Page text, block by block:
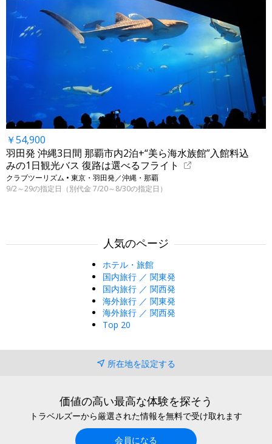
￥54,900
羽田発 沖縄3日間 那覇市内2泊+“美ら海水族館”入館料込
みの1日観光バス 復路は選べるフライト
クラブツーリズム • 東京・羽田発／沖縄・那覇
9/2～29の指定日（別代金 7/20～8/30の指定日）
人気のページ
ホテル・旅館
国内旅行 ／ 関東発
国内旅行 ／ 関西発
海外旅行 ／ 関東発
海外旅行 ／ 関西発
Top 20
所在地を設定する
価値の高い最高な体験を探そう
トラベルズーから厳選された情報を無料で受け取れます
会員になる